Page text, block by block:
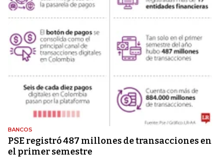
BANCOS
PSE registró 487 millones de transacciones en
el primer semestre